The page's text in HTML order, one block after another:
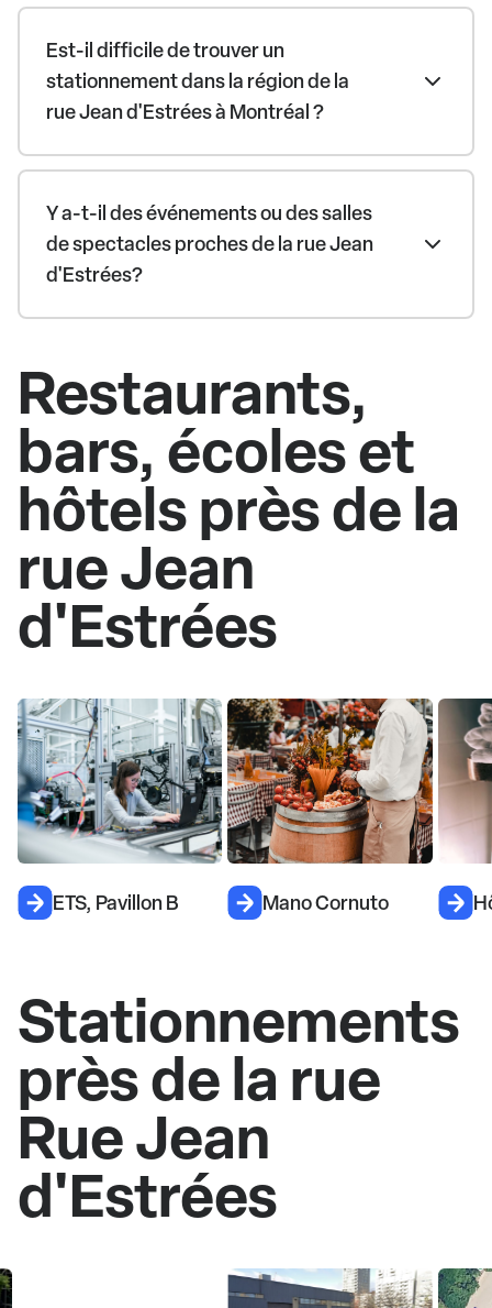
Est-il difficile de trouver un
stationnement dans la région de la
rue Jean d'Estrées à Montréal ?
Y a-t-il des événements ou des salles
de spectacles proches de la rue Jean
d'Estrées?
Restaurants,
bars, écoles et
hôtels près de la
rue Jean
d'Estrées
ETS, Pavillon B Mano Cornuto
Stationnements
près de la rue
Rue Jean
d'Estrées